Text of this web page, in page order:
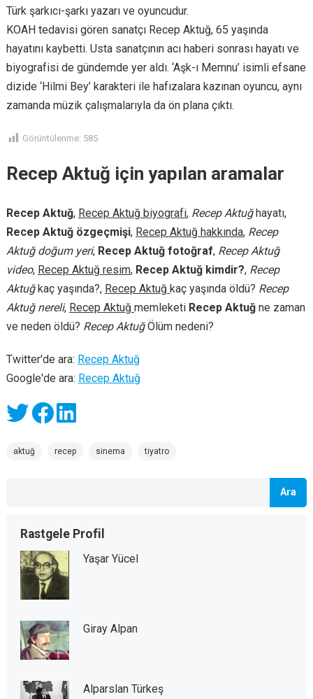
Türk şarkıcı-şarkı yazarı ve oyuncudur.
KOAH tedavisi gören sanatçı Recep Aktuğ, 65 yaşında
hayatını kaybetti. Usta sanatçının acı haberi sonrası hayatı ve
biyografisi de gündemde yer aldı. ‘Aşk-ı Memnu’ isimli efsane
dizide ‘Hilmi Bey’ karakteri ile hafızalara kazınan oyuncu, aynı
zamanda müzik çalışmalarıyla da ön plana çıktı.
Görüntülenme: 585
Recep Aktuğ için yapılan aramalar
Recep Aktuğ, Recep Aktuğ biyografi, Recep Aktuğhayatı,
Recep Aktuğ özgeçmişi, Recep Aktuğ hakkında, Recep
Aktuğ doğum yeri, Recep Aktuğ fotoğraf, Recep Aktuğ
video, Recep Aktuğ resim, Recep Aktuğ kimdir?, Recep
Aktuğkaç yaşında?, Recep Aktuğ kaç yaşında öldü? Recep
Aktuğ nereli, Recep Aktuğ memleketi Recep Aktuğne zaman
ve neden öldü? Recep AktuğÖlüm nedeni?
Twitter'de ara: Recep Aktuğ
Google'de ara: Recep Aktuğ
aktuğ recep sinema tiyatro
Ara
Rastgele Profil
Yaşar Yücel
Giray Alpan
Alparslan Türkeş